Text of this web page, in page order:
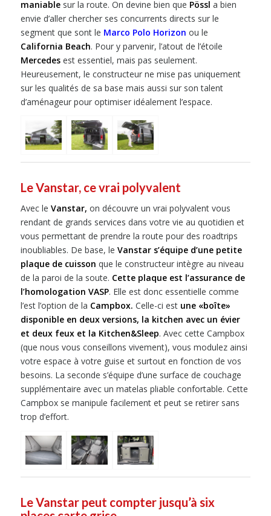
maniablesur la route. On devine bien que Pössl a bien
envie d’aller chercher ses concurrents directs sur le
segment que sont le Marco Polo Horizon ou le
California Beach. Pour y parvenir, l’atout de l’étoile
Mercedesest essentiel, mais pas seulement.
Heureusement, le constructeur ne mise pas uniquement
sur les qualités de sa base mais aussi sur son talent
d’aménageur pour optimiser idéalement l’espace.
Le Vanstar, ce vrai polyvalent
Avec le Vanstar, on découvre un vrai polyvalent vous
rendant de grands services dans votre vie au quotidien et
vous permettant de prendre la route pour des roadtrips
inoubliables. De base, le Vanstar s’équipe d’une petite
plaque de cuisson que le constructeur intègre au niveau
de la paroi de la soute. Cette plaque est l’assurance de
l’homologation VASP. Elle est donc essentielle comme
l’est l’option de la Campbox. Celle-ci est une «boîte»
disponible en deux versions, la kitchen avec un évier
et deux feux et la Kitchen&Sleep. Avec cette Campbox
(que nous vous conseillons vivement), vous modulez ainsi
votre espace à votre guise et surtout en fonction de vos
besoins. La seconde s’équipe d’une surface de couchage
supplémentaire avec un matelas pliable confortable. Cette
Campbox se manipule facilement et peut se retirer sans
trop d’effort.
Le Vanstar peut compter jusqu’à six